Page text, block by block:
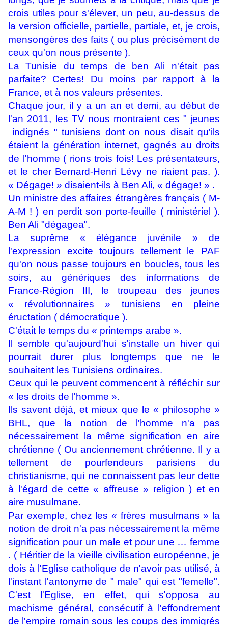
crois utiles pour s'élever, un peu, au-dessus de
la version officielle, partielle, partiale, et, je crois,
mensongères des faits ( ou plus précisément de
ceux qu'on nous présente ).
La Tunisie du temps de ben Ali n'était pas
parfaite? Certes! Du moins par rapport à la
France, et à nos valeurs présentes.
Chaque jour, il y a un an et demi, au début de
l'an 2011, les TV nous montraient ces " jeunes
indignés " tunisiens dont on nous disait qu'ils
étaient la génération internet, gagnés au droits
de l'homme ( rions trois fois! Les présentateurs,
et le cher Bernard-Henri Lévy ne riaient pas. ).
« Dégage! » disaient-ils à Ben Ali, « dégage! » .
Un ministre des affaires étrangères français ( M-
A-M ! ) en perdit son porte-feuille ( ministériel ).
Ben Ali "dégagea".
La suprême « élégance juvénile » de
l'expression excite toujours tellement le PAF
qu'on nous passe toujours en boucles, tous les
soirs, au génériques des informations de
France-Région III, le troupeau des jeunes
« révolutionnaires » tunisiens en pleine
éructation ( démocratique ).
C'était le temps du « printemps arabe ».
Il semble qu'aujourd'hui s'installe un hiver qui
pourrait durer plus longtemps que ne le
souhaitent les Tunisiens ordinaires.
Ceux qui le peuvent commencent à réfléchir sur
« les droits de l'homme ».
Ils savent déjà, et mieux que le « philosophe »
BHL, que la notion de l'homme n'a pas
nécessairement la même signification en aire
chrétienne ( Ou anciennement chrétienne. Il y a
tellement de pourfendeurs parisiens du
christianisme, qui ne connaissent pas leur dette
à l'égard de cette « affreuse » religion ) et en
aire musulmane.
Par exemple, chez les « frères musulmans » la
notion de droit n'a pas nécessairement la même
signification pour un male et pour une … femme
. ( Héritier de la vieille civilisation européenne, je
dois à l'Eglise catholique de n'avoir pas utilisé, à
l'instant l'antonyme de " male" qui est "femelle".
C'est l'Eglise, en effet, qui s'opposa au
machisme général, consécutif à l'effondrement
de l'empire romain sous les coups des immigrés